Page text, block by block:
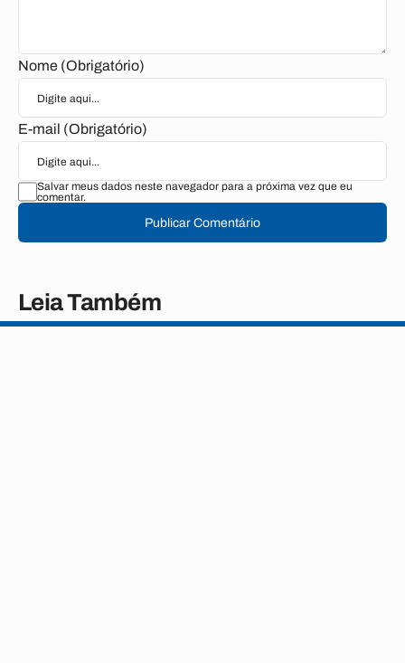
Nome (Obrigatório)
E-mail (Obrigatório)
Salvar meus dados neste navegador para a próxima vez que eu
comentar.
Publicar Comentário
Leia Também